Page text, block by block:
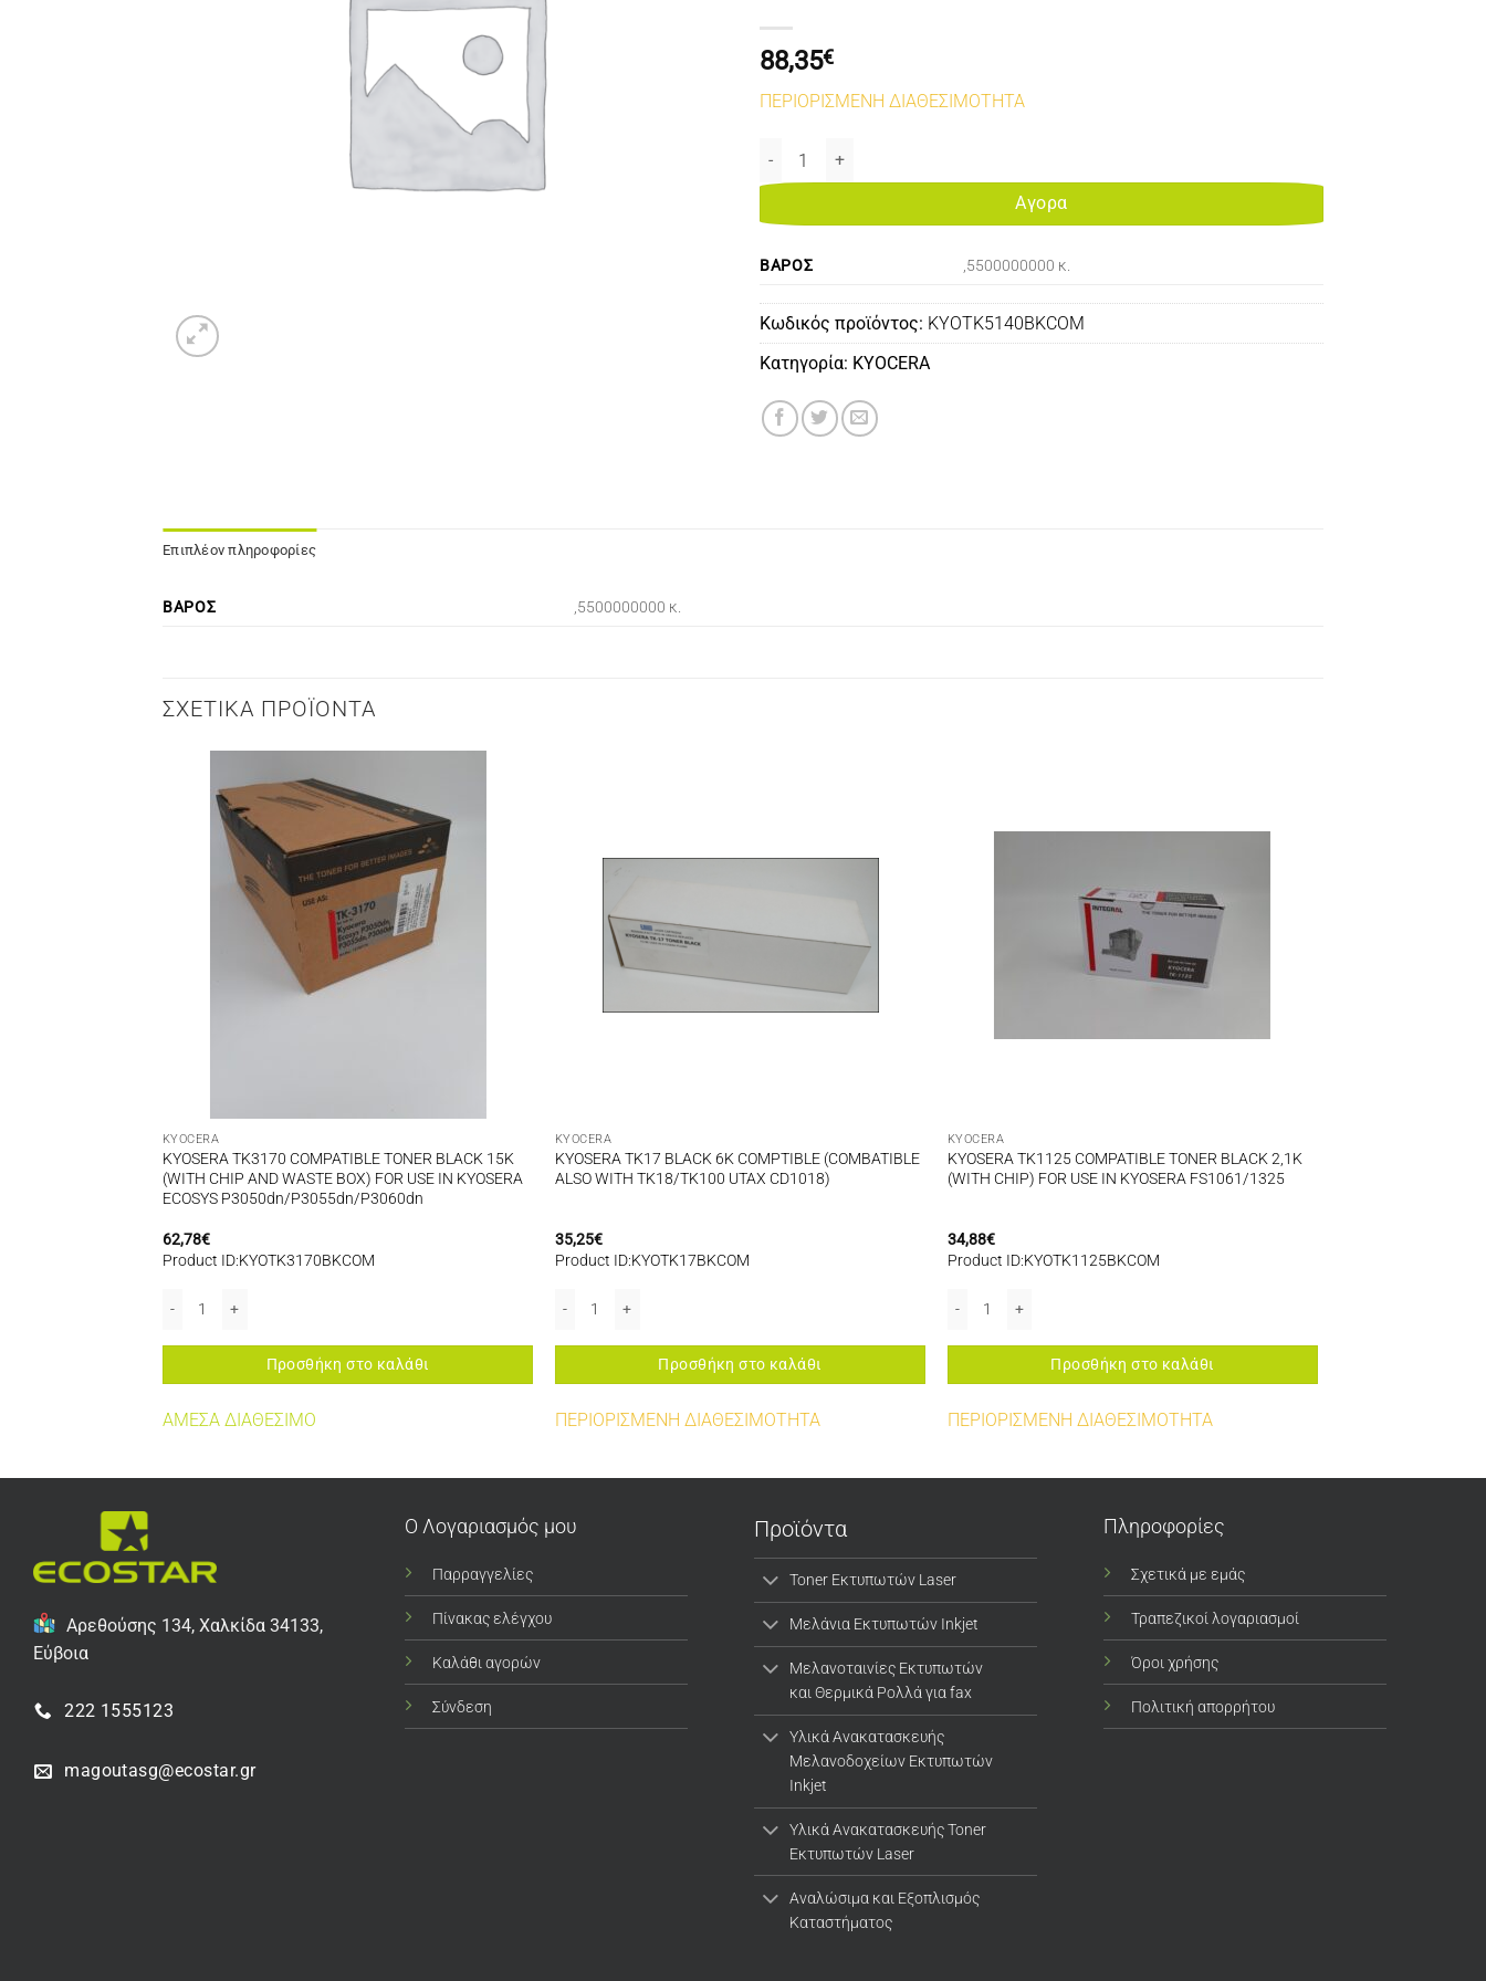
88,35€
ΠΕΡΙΟΡΙΣΜΕΝΗ ΔΙΑΘΕΣΙΜΟΤΗΤΑ
KYOSERA TK5140 COMPATIBLE TONER BLACK 7K WITH WASTE BOX AND CHIP FOR USE IN
Αγορα
ΒΆΡΟΣ ,5500000000 κ.
Κωδικός προϊόντος: KYOTK5140BKCOM
Κατηγορία: KYOCERA
Επιπλέον πληροφορίες
ΒΆΡΟΣ ,5500000000 κ.
ΣΧΕΤΙΚΆ ΠΡΟΪΌΝΤΑ
KYOCERA
KYOSERA TK3170 COMPATIBLE TONER BLACK 15K
(WITH CHIP AND WASTE BOX) FOR USE IN KYOSERA
ECOSYS P3050dn/P3055dn/P3060dn
62,78€
Product ID:KYOTK3170BKCOM
Προσθήκη στο καλάθι
ΑΜΕΣΑ ΔΙΑΘΕΣΙΜΟ
KYOCERA
KYOSERA TK17 BLACK 6K COMPTIBLE (COMBATIBLE
ALSO WITH TK18/TK100 UTAX CD1018)
35,25€
Product ID:KYOTK17BKCOM
Προσθήκη στο καλάθι
ΠΕΡΙΟΡΙΣΜΕΝΗ ΔΙΑΘΕΣΙΜΟΤΗΤΑ
KYOCERA
KYOSERA TK1125 COMPATIBLE TONER BLACK 2,1K
(WITH CHIP) FOR USE IN KYOSERA FS1061/1325
34,88€
Product ID:KYOTK1125BKCOM
Προσθήκη στο καλάθι
ΠΕΡΙΟΡΙΣΜΕΝΗ ΔΙΑΘΕΣΙΜΟΤΗΤΑ
Αρεθούσης 134, Χαλκίδα 34133,
Εύβοια
222 1555123
magoutasg@ecostar.gr
Ο Λογαριασμός μου
Παρραγγελίες
Πίνακας ελέγχου
Καλάθι αγορών
Σύνδεση
Προϊόντα
Toner Εκτυπωτών Laser
Μελάνια Εκτυπωτών Inkjet
Μελανοταινίες Εκτυπωτών
και Θερμικά Ρολλά για fax
Υλικά Ανακατασκευής
Μελανοδοχείων Εκτυπωτών
Inkjet
Υλικά Ανακατασκευής Toner
Εκτυπωτών Laser
Αναλώσιμα και Εξοπλισμός
Καταστήματος
Πληροφορίες
Σχετικά με εμάς
Τραπεζικοί λογαριασμοί
Όροι χρήσης
Πολιτική απορρήτου